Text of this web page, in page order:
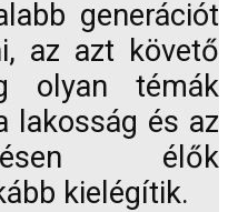
generációt
az azt követő
olyan témák
lakosság és az
élők
kielégítik.